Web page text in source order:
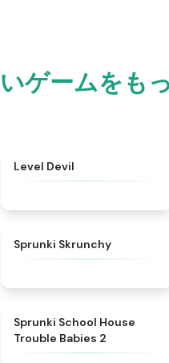
ゲームをも
Level Devil
Sprunki Skrunchy
Sprunki School House
Trouble Babies 2